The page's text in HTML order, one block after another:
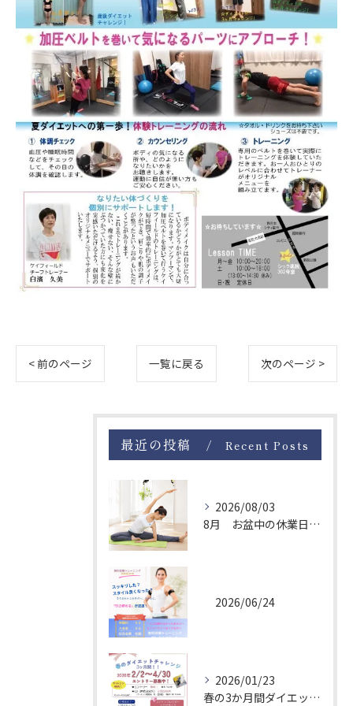
< 前のページ 一覧に戻る 次のページ >
最近の投稿 Recent Posts
2026/08/03
8月 お盆中の休業日について
2026/06/24
2026/01/23
春の3か月間ダイエットチャレンジ！エントリー募集中
お問い合わせはこちら